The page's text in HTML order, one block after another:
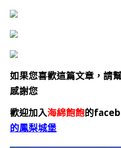
如果您喜歡這篇文章，請
感謝您
歡迎加入海綿飽飽的
的鳳梨城堡